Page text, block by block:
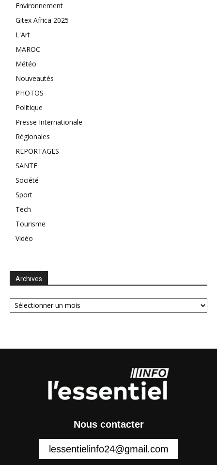
Environnement
Gitex Africa 2025
L'Art
MAROC
Météo
Nouveautés
PHOTOS
Politique
Presse Internationale
Régionales
REPORTAGES
SANTE
Société
Sport
Tech
Tourisme
Vidéo
Archives
Archives
Nous contacter
lessentielinfo24@gmail.com